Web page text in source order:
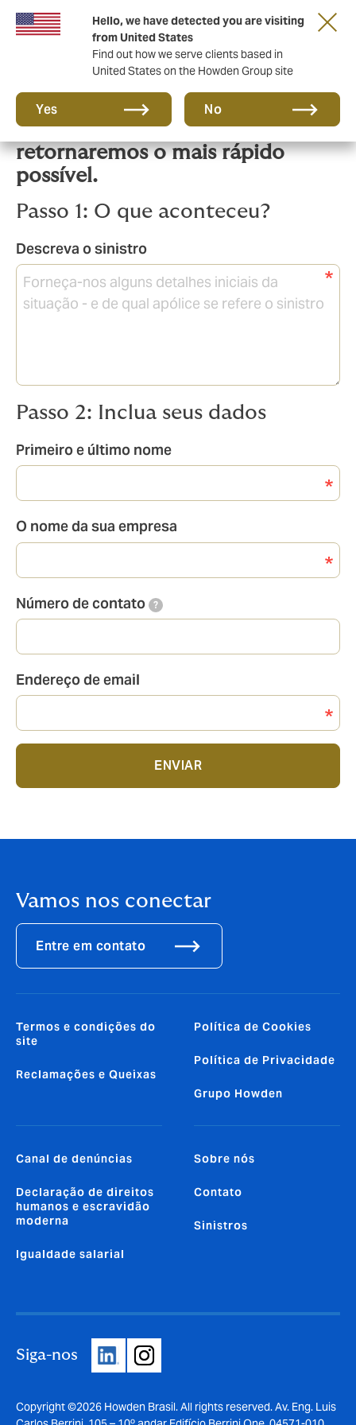
Hello, we have detected you are visiting
from United States
Find out how we serve clients based in
United States on the Howden Group site
Yes No
Precisa reportar um sinistro?
Envie uma mensagem e
retornaremos o mais rápido
possível.
Passo 1: O que aconteceu?
Descreva o sinistro
Passo 2: Inclua seus dados
Primeiro e último nome
O nome da sua empresa
Número de contato ?
Endereço de email
ENVIAR
Vamos nos conectar
Entre em contato
Termos e condições do
site
Reclamações e Queixas
Política de Cookies
Política de Privacidade
Grupo Howden
Canal de denúncias
Declaração de direitos
humanos e escravidão
moderna
Igualdade salarial
Sobre nós
Contato
Sinistros
Siga-nos
Copyright ©2026 Howden Brasil. All rights reserved. Av. Eng. Luis